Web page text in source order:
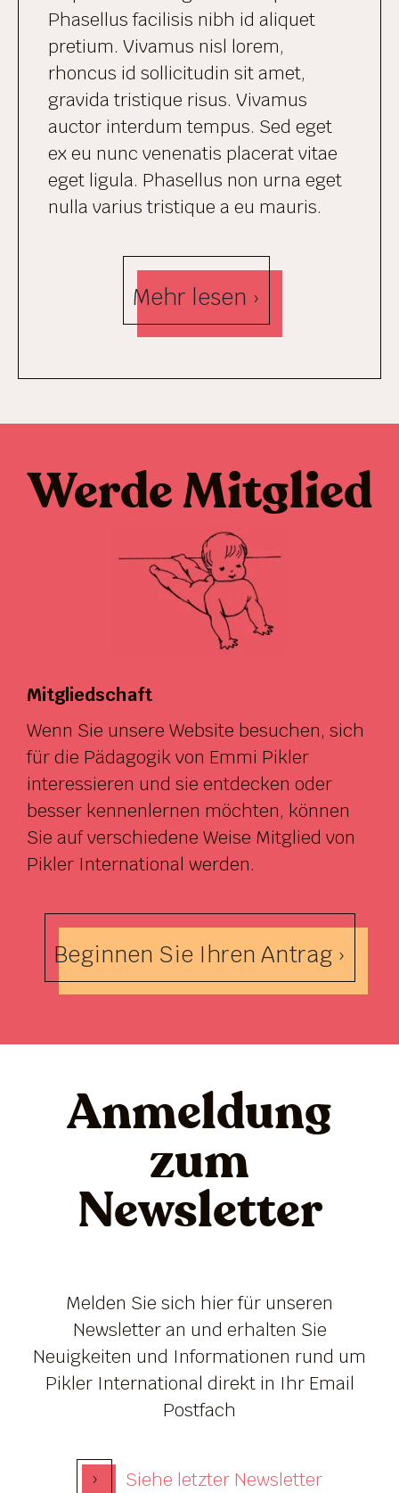
Phasellus facilisis nibh id aliquet
pretium. Vivamus nisl lorem,
rhoncus id sollicitudin sit amet,
gravida tristique risus. Vivamus
auctor interdum tempus. Sed eget
ex eu nunc venenatis placerat vitae
eget ligula. Phasellus non urna eget
nulla varius tristique a eu mauris.
Mehr lesen ›
Werde Mitglied
Mitgliedschaft
Wenn Sie unsere Website besuchen, sich
für die Pädagogik von Emmi Pikler
interessieren und sie entdecken oder
besser kennenlernen möchten, können
Sie auf verschiedene Weise Mitglied von
Pikler International werden.
Beginnen Sie Ihren Antrag ›
Anmeldung
zum
Newsletter
Melden Sie sich hier für unseren
Newsletter an und erhalten Sie
Neuigkeiten und Informationen rund um
Pikler International direkt in Ihr Email
Postfach
› Siehe letzter Newsletter